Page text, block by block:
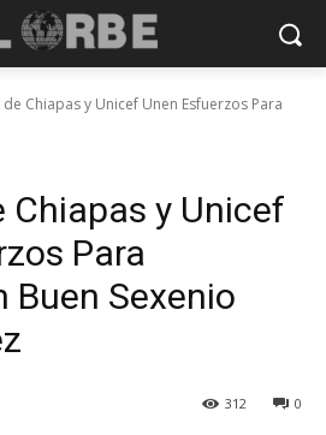
Chiapas y Unicef Unen Esfuerzos Para
Chiapas y Unicef
Para
Buen Sexenio
0
312